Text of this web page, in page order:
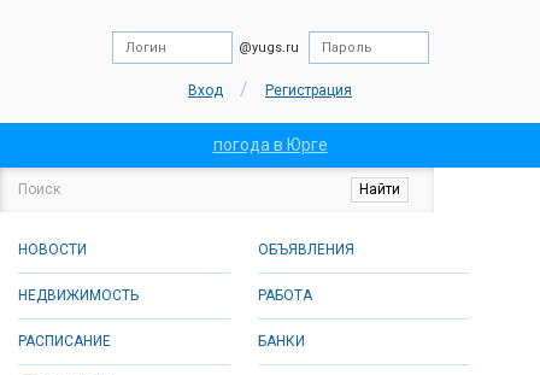
@yugs.ru
Вход / Регистрация
погода в Юрге
НОВОСТИ ОБЪЯВЛЕНИЯ
НЕДВИЖИМОСТЬ РАБОТА
РАСПИСАНИЕ БАНКИ